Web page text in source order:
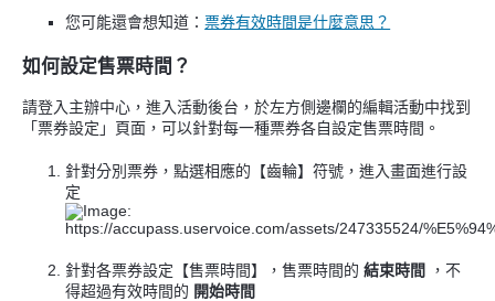
您可能還會想知道：票券有效時間是什麼意思？
如何設定售票時間？
請登入主辦中心，進入活動後台，於左方側邊欄的編輯活動中找到
「票券設定」頁面，可以針對每一種票券各自設定售票時間。
針對分別票券，點選相應的【齒輪】符號，進入畫面進行設
定
針對各票券設定【售票時間】，售票時間的結束時間
，不
得超過有效時間的 開始時間